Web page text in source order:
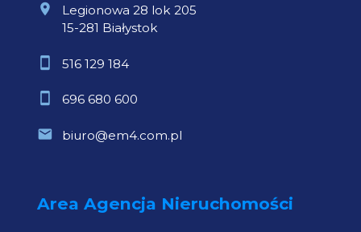
Legionowa 28 lok 205
15-281 Białystok
516 129 184
696 680 600
biuro@em4.com.pl
Area Agencja Nieruchomości